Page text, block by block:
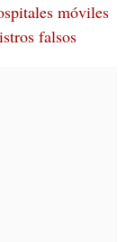
móviles
falsos